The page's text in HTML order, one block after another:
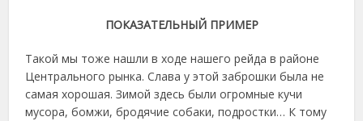
ПОКАЗАТЕЛЬНЫЙ ПРИМЕР
Такой мы тоже нашли в ходе нашего рейда в районе
Центрального рынка. Слава у этой заброшки была не
самая хорошая. Зимой здесь были огромные кучи
мусора, бомжи, бродячие собаки, подростки… К тому